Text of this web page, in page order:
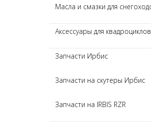
Масла и смазки для
Аксессуары для квадроциклов
Запчасти Ирбис
Запчасти на скутеры Ирбис
Запчасти на IRBIS RZR